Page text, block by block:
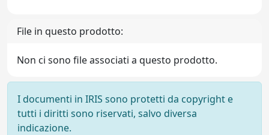
File in questo prodotto:
Non ci sono file associati a questo prodotto.
I documenti in IRIS sono protetti da copyright e
tutti i diritti sono riservati, salvo diversa
indicazione.